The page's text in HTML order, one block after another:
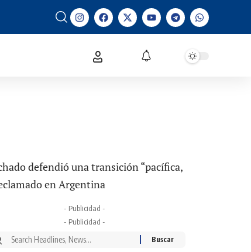
defendió una transición “pacífica,
en Argentina
- Publicidad -
- Publicidad -